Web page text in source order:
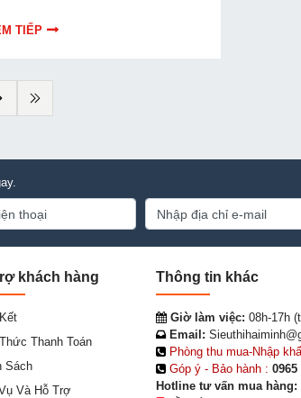
đây sẽ chia sẻ đầy đủ và chi tiết
TIẾP
khách hàng
Thanh Toán
Sách
Và Hỗ Trợ
Thông tin khác
Giờ làm việc: 08h-17h
Email:
Phòng thu mua-Nhập
Góp ý - Bảo hành : 0965
Hotline tư vấn mua hàng: